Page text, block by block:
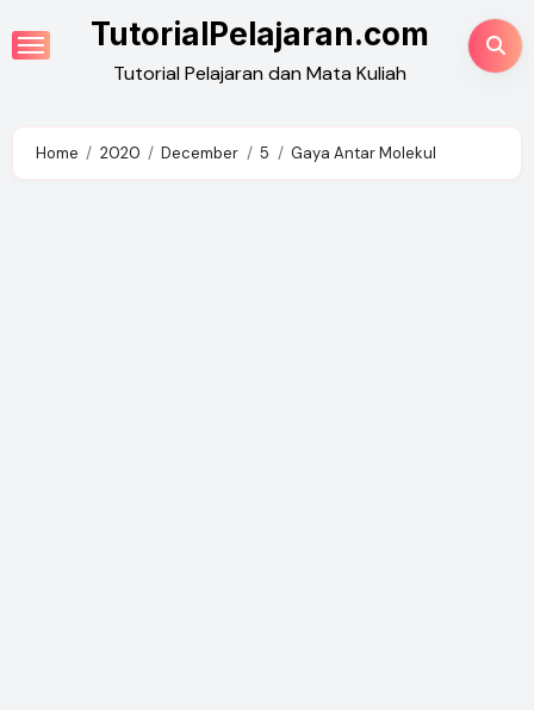
to
TutorialPelajaran.com
Tutorial Pelajaran dan Mata Kuliah
Home 2020 December 5 Gaya Antar Molekul